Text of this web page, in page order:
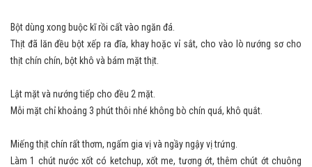
Bột dùng xong buộc kĩ rồi cất vào ngăn đá.
Thịt đã lăn đều bột xếp ra đĩa, khay hoặc vỉ sắt, cho vào lò nướng sơ cho
thịt chín chín, bột khô và bám mặt thịt.
Lật mặt và nướng tiếp cho đều 2 mặt.
Mỗi mặt chỉ khoảng 3 phút thôi nhé không bò chín quá, khô quắt.
Miếng thịt chín rất thơm, ngấm gia vị và ngầy ngậy vị trứng.
Làm 1 chút nước xốt có ketchup, xốt me, tương ớt, thêm chút ớt chuông